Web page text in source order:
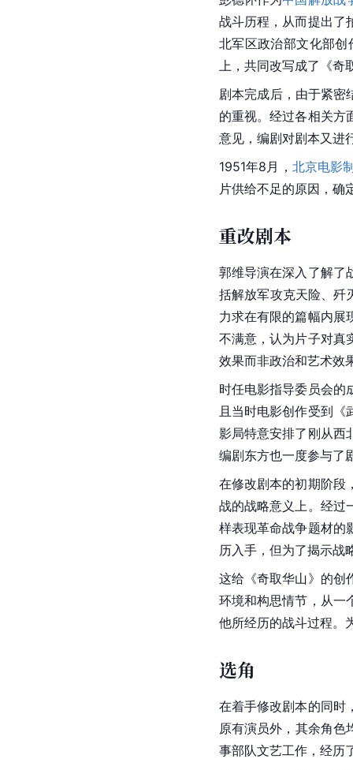
战斗历程，从而提出了
北军区政治部文化部
上，共同改写成了《奇
剧本完成后，由于紧密
的重视。经过各相关方
意见，编剧对剧本又进
1951年8月， 北京电影
片供给不足的原因，确
重改剧本
郭维导演在深入了解了
括解放军攻克天险、歼
力求在有限的篇幅内展
不满意，认为片子对真
效果而非政治和艺术效
时任电影指导委员会的
且当时电影创作受到《
影局特意安排了刚从西
编剧东方也一度参与了
在修改剧本的初期阶段
战的战略意义上。经过
样表现革命战争题材的
历入手，但为了揭示战
这给《奇取华山》的创
环境和构思情节，从一
他所经历的战斗过程。
选角
在着手修改剧本的同时
原有演员外，其余角色
事部队文艺工作，经历